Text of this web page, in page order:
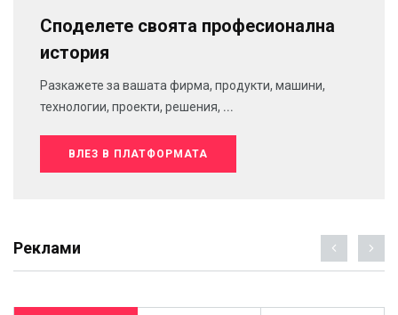
Споделете своята професионална
история
Разкажете за вашата фирма, продукти, машини,
технологии, проекти, решения, ...
ВЛЕЗ В ПЛАТФОРМАТА
Реклами